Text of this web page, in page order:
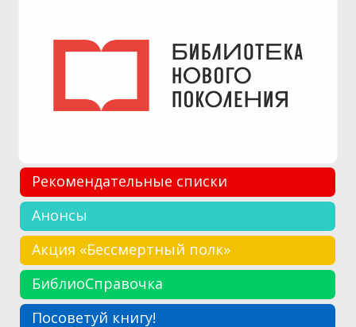
Рекомендательные списки
Анонсы
Акция «Бессмертный полк»
БиблиоСправочка
Посоветуй книгу!